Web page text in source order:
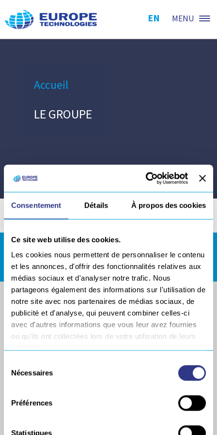
Consentement Détails À propos des cookies
Ce site web utilise des cookies.
Les cookies nous permettent de personnaliser le contenu
et les annonces, d'offrir des fonctionnalités relatives aux
médias sociaux et d'analyser notre trafic. Nous
partageons également des informations sur l'utilisation de
notre site avec nos partenaires de médias sociaux, de
publicité et d'analyse, qui peuvent combiner celles-ci
avec d'autres informations que vous leur avez fournies
ou qu'ils ont collectées lors de votre utilisation de leurs
Nécessaires
Préférences
Statistiques
EN MENU
Accueil
LE GROUPE
REJOIGNEZ NOUS !
LE GROUPE